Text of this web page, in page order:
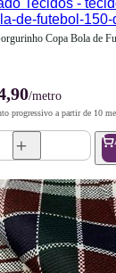
Copa Bola de
/metro
progressivo a partir de 10